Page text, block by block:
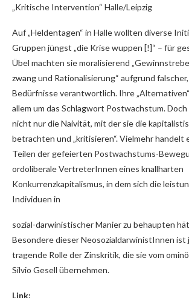
„Kritische Intervention“ Halle/Leipzig
Auf „Heldentagen“ in Halle wollten diverse
Gruppen jüngst „die Krise wuppen [!]“ – für
Übel machten sie moralisierend
zwang und Rationalisierung“ aufgrund
Bedürfnisse verantwortlich. Ihre
allem um das Schlagwort Postwachstum.
nicht nur die Naivität, mit der sie die
betrachten und „kritisieren“. Vielmehr handelt
Teilen der gefeierten Postwachstums-
ordoliberale VertreterInnen eines knallharten
Konkurrenzkapitalismus, in dem sich die
Individuen in
sozial-darwinistischer Manier zu behaupten
Besondere dieser NeosozialdarwinistInnen ist
tragende Rolle der Zinskritik, die sie vom
Silvio Gesell übernehmen.
Link: